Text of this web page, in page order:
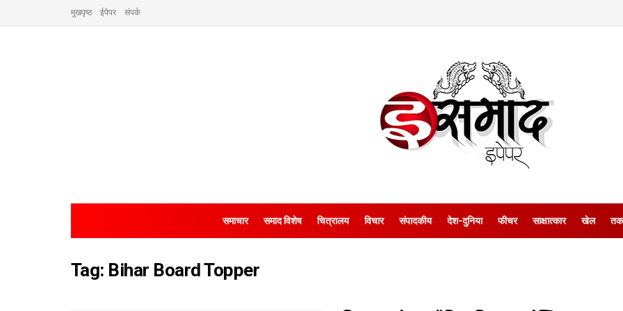
मुखपृष्ठ ईपेपर संपर्क
समाचार समाद विशेष चित्रालय विचार संपादकीय देश-दुनिया फीचर साक्षात्‍कार खेल
Tag: Bihar Board Topper